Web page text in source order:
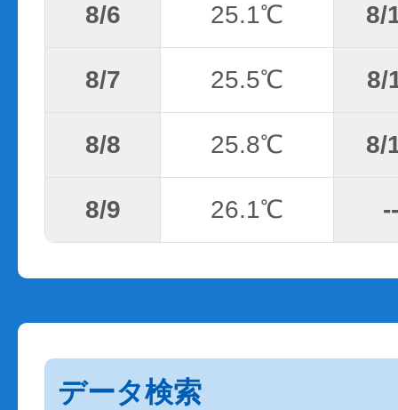
8/6 25.1℃ 8/
8/7 25.5℃ 8/
8/8 25.8℃ 8/
8/9 26.1℃ --
データ検索